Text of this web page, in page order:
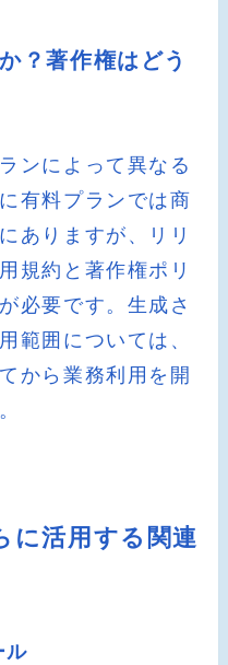
？著作権はどう
ンによって異なる
有料プランでは商
ありますが、リリ
規約と著作権ポリ
必要です。生成さ
範囲については、
から業務利用を開
活用する関連
ル